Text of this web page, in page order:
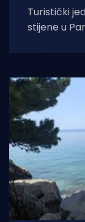
Turistički
stijene u